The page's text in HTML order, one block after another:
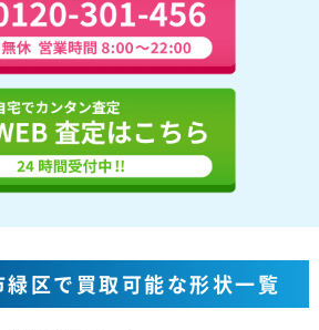
区で買取可能な形状一覧